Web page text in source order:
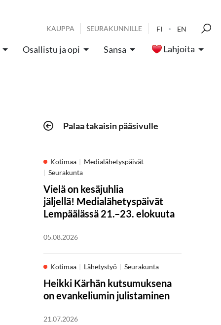
KAUPPA SEURAKUNNILLE FI EN
Osallistu ja opi Sansa Lahjoita
Palaa takaisin pääsivulle
Kotimaa
Medialähetyspäivät
Seurakunta
Vielä on kesäjuhlia
jäljellä! Medialähetyspäivät
Lempäälässä 21.–23. elokuuta
05.08.2026
Kotimaa Lähetystyö Seurakunta
Heikki Kärhän kutsumuksena
on evankeliumin julistaminen
21.07.2026